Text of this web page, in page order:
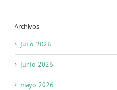
Archivos
julio 2026
junio 2026
mayo 2026